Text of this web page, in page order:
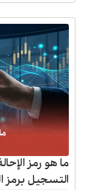
ما هو رمز
التسجيل برمز